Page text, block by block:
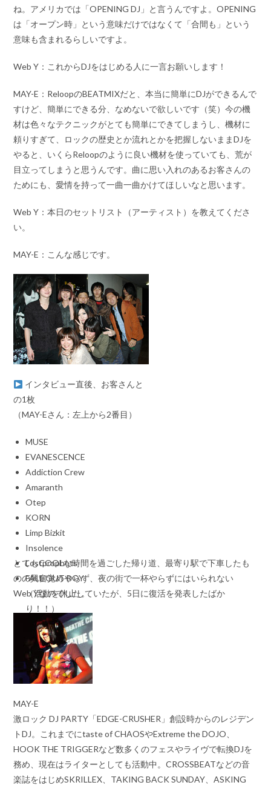
ね。アメリカでは「OPENING DJ」と言うんですよ。OPENING
は「オープン時」という意味だけではなくて「合間も」という
意味も含まれるらしいですよ。
Web Y：これからDJをはじめる人に一言お願いします！
MAY-E：ReloopのBEATMIXだと、本当に簡単にDJができるんで
すけど、簡単にできる分、なめないで欲しいです（笑）今の機
材は色々なテクニックがとても簡単にできてしまうし、機材に
頼りすぎて、ロックの歴史とか流れとかを把握しないままDJを
やると、いくらReloopのように良い機材を使っていても、荒が
目立ってしまうと思うんです。曲に思い入れのあるお客さんの
ためにも、愛情を持って一曲一曲かけてほしいなと思います。
Web Y：本日のセットリスト（アーティスト）を教えてくださ
い。
MAY-E：こんな感じです。
インタビュー直後、お客さんと
の1枚
（MAY-Eさん：左上から2番目）
MUSE
EVANESCENCE
Addiction Crew
Amaranth
Otep
KORN
Limp Bizkit
Insolence
Lostprophets
FALL OUT BOY
（活動を休止していたが、5日に復活を発表したばか
り！！）
SUM41
とてもCOOLな時間を過ごした帰り道、最寄り駅で下車したも
のの興奮覚めやらず、夜の街で一杯やらずにはいられない
Web Yなのでした。
MAY-E
激ロック DJ PARTY「EDGE-CRUSHER」創設時からのレジデン
トDJ。これまでにtaste of CHAOSやExtreme the DOJO、
HOOK THE TRIGGERなど数多くのフェスやライヴで転換DJを
務め、現在はライターとしても活動中。CROSSBEATなどの音
楽誌をはじめSKRILLEX、TAKING BACK SUNDAY、ASKING